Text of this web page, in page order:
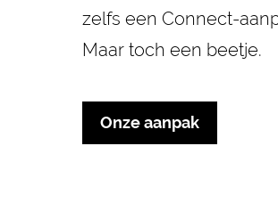
zelfs een Connect-
Maar toch een beetje.
Onze aanpak